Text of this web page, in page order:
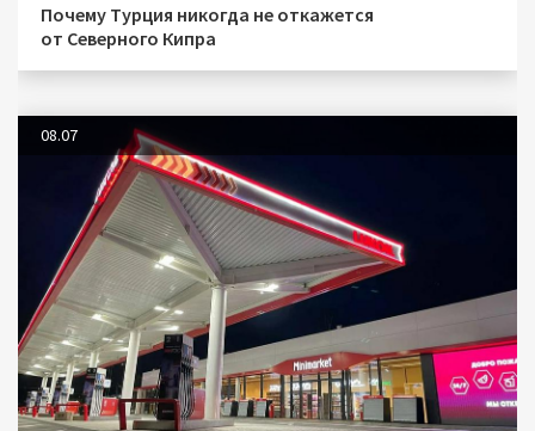
Почему Турция никогда не откажется
от Северного Кипра
08.07